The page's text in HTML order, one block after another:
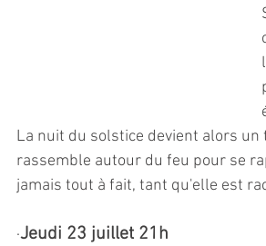
La nuit du solstice devient alors
rassemble autour du feu pour se
jamais tout à fait, tant qu'elle est
·Jeudi 23 juillet 21h